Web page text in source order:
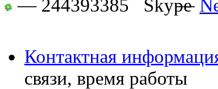
— 244393385 —
Контактная
связи, время работы